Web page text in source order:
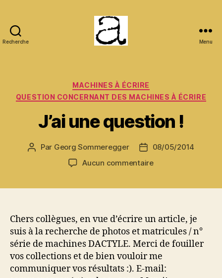
Recherche Menu
Catégories
MACHINES À ÉCRIRE
QUESTION CONCERNANT DES MACHINES À ÉCRIRE
J’ai une question !
Auteur
Par Georg Sommeregger
Date
de
08/05/2014
Aucun commentairesur
Chers collègues, en vue d’écrire un article, je
suis à la recherche de photos et matricules / n°
série de machines DACTYLE. Merci de fouiller
vos collections et de bien vouloir me
communiquer vos résultats :). E-mail: